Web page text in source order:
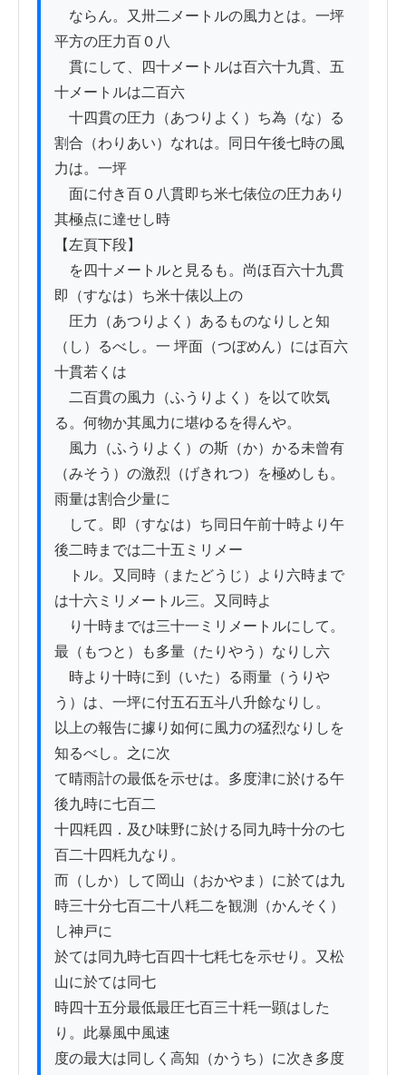
ならん。又卅二メートルの風力とは。一坪
平方の圧力百０八
貫にして、四十メートルは百六十九貫、五
十メートルは二百六
十四貫の圧力（あつりよく）ち為（な）る
割合（わりあい）なれは。同日午後七時の風
力は。一坪
面に付き百０八貫即ち米七俵位の圧力あり
其極点に達せし時
【左頁下段】
を四十メートルと見るも。尚ほ百六十九貫
即（すなは）ち米十俵以上の
圧力（あつりよく）あるものなりしと知
（し）るべし。一 坪面（つぼめん）には百六
十貫若くは
二百貫の風力（ふうりよく）を以て吹気
る。何物か其風力に堪ゆるを得んや。
風力（ふうりよく）の斯（か）かる未曾有
（みそう）の激烈（げきれつ）を極めしも。
雨量は割合少量に
して。即（すなは）ち同日午前十時より午
後二時までは二十五ミリメー
トル。又同時（またどうじ）より六時まで
は十六ミリメートル三。又同時よ
り十時までは三十一ミリメートルにして。
最（もつと）も多量（たりやう）なりし六
時より十時に到（いた）る雨量（うりや
う）は、一坪に付五石五斗八升餘なりし。
以上の報告に據り如何に風力の猛烈なりしを
知るべし。之に次
て晴雨計の最低を示せは。多度津に於ける午
後九時に七百二
十四粍四．及ひ味野に於ける同九時十分の七
百二十四粍九なり。
而（しか）して岡山（おかやま）に於ては九
時三十分七百二十八粍二を観測（かんそく）
し神戸に
於ては同九時七百四十七粍七を示せり。又松
山に於ては同七
時四十五分最低最圧七百三十粍一顕はした
り。此暴風中風速
度の最大は同しく高知（かうち）に次き多度